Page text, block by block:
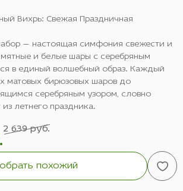
Вихрь: Свежая Праздничная
— настоящая симфония свежести и
мятные и белые шары с серебряным
в единый волшебный образ. Каждый
матовых бирюзовых шаров до
серебряным узором, словно
летнего праздника.
2 639 руб.
похожий